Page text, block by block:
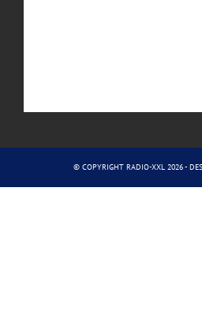
© COPYRIGHT RADIO-XXL 2026 -